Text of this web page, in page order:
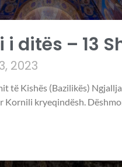
i ditës – 13
2023
të Kishës (Bazilikës)
Kornili kryeqindësh.